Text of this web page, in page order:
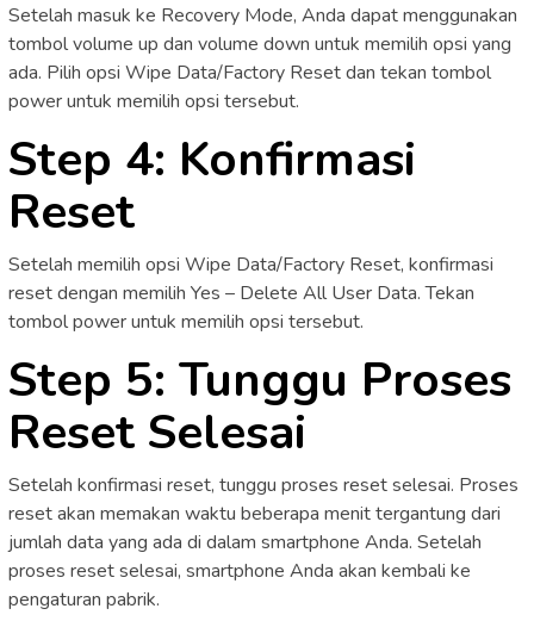
Setelah masuk ke Recovery Mode, Anda dapat menggunakan
tombol volume up dan volume down untuk memilih opsi yang
ada. Pilih opsi Wipe Data/Factory Reset dan tekan tombol
power untuk memilih opsi tersebut.
Step 4: Konfirmasi
Reset
Setelah memilih opsi Wipe Data/Factory Reset, konfirmasi
reset dengan memilih Yes – Delete All User Data. Tekan
tombol power untuk memilih opsi tersebut.
Step 5: Tunggu Proses
Reset Selesai
Setelah konfirmasi reset, tunggu proses reset selesai. Proses
reset akan memakan waktu beberapa menit tergantung dari
jumlah data yang ada di dalam smartphone Anda. Setelah
proses reset selesai, smartphone Anda akan kembali ke
pengaturan pabrik.